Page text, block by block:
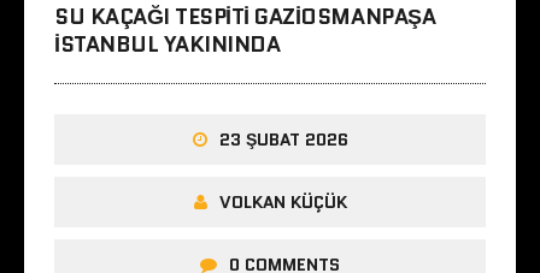
SU KAÇAĞI TESPITI GAZIOSMANPAŞA
ISTANBUL YAKININDA
23 ŞUBAT 2026
VOLKAN KÜÇÜK
0 COMMENTS